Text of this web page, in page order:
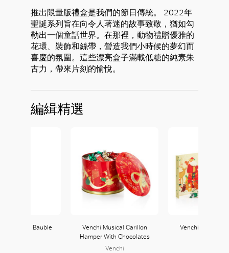
推出限量版禮盒是我們的節日傳統。 2022年
聖誕系列旨在向令人著迷的故事致敬，猶如勾
勒出一個童話世界。在那裡，動物禮贈優雅的
花環、裝飾和絲帶，營造我們小時候的夢幻而
喜慶的氛圍。這些漂亮盒子滿載低糖的純素朱
古力，帶來片刻的愉悅。
編緝精選
Winter Tin Bauble
Venchi Musical Carillon
Hamper With Chocolates
Venchi
Venchi Prestige